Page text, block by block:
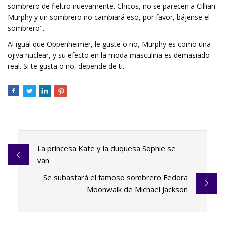
sombrero de fieltro nuevamente. Chicos, no se parecen a Cillian
Murphy y un sombrero no cambiará eso, por favor, bájense el
sombrero".
Al igual que Oppenheimer, le guste o no, Murphy es como una
ojiva nuclear, y su efecto en la moda masculina es demasiado
real. Si te gusta o no, depende de ti.
La princesa Kate y la duquesa Sophie se
van
Se subastará el famoso sombrero Fedora
Moonwalk de Michael Jackson